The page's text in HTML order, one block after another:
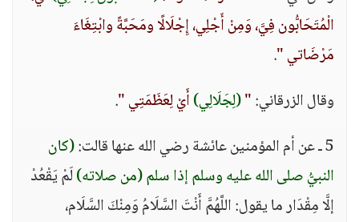
الْمُتَحَابُّون فِيَّ، وَمِنْ أَجْلِي، إِجْلَالًا ومَحَبَّةً وابْتِغَاءَ
مَرْضَاتي ".
وقال الزرقاني:"(لِجَلَالِي)أَيْ لِعَظَمَتِي ".
5 ـ عن أم المؤمنين عائشة رضي الله عنها قالت:
(كان
النبيُّ صلى الله عليه وسلم إذا سلم (من صلاته)لَمْ يَقْعُدْ
إلَّا مِقْدَار ما يقول: اللَّهُمَّ أَنْتَ السَّلَامُ وَمِنْكَ السَّلَام،